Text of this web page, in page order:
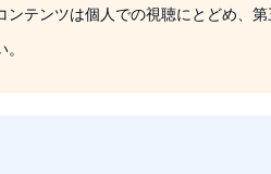
テンツは個人での視聴にとどめ、